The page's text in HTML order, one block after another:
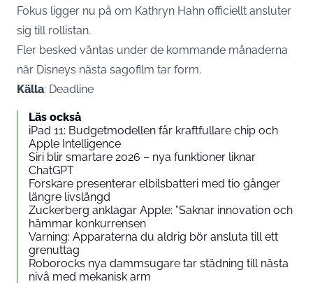
Fokus ligger nu på om Kathryn Hahn officiellt ansluter
sig till rollistan.
Fler besked väntas under de kommande månaderna
när Disneys nästa sagofilm tar form.
Källa: Deadline
Läs också
iPad 11: Budgetmodellen får kraftfullare chip och
Apple Intelligence
Siri blir smartare 2026 – nya funktioner liknar
ChatGPT
Forskare presenterar elbilsbatteri med tio gånger
längre livslängd
Zuckerberg anklagar Apple: ”Saknar innovation och
hämmar konkurrensen
Varning: Apparaterna du aldrig bör ansluta till ett
grenuttag
Roborocks nya dammsugare tar städning till nästa
nivå med mekanisk arm